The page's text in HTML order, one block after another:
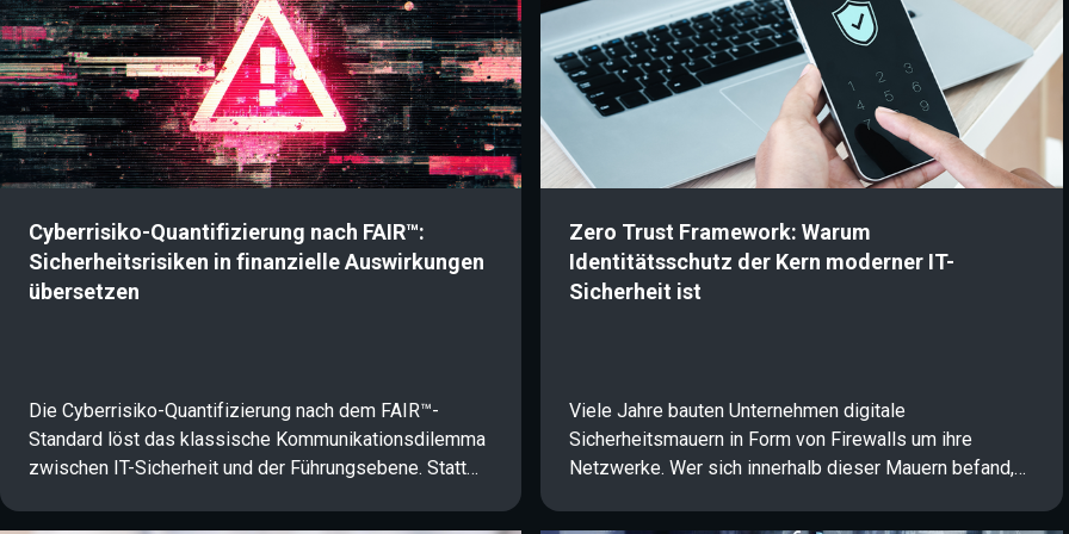
Cyberrisiko-Quantifizierung nach FAIR™:
Sicherheitsrisiken in finanzielle Auswirkungen
übersetzen
Die Cyberrisiko-Quantifizierung nach dem FAIR™-
Standard löst das klassische Kommunikationsdilemma
zwischen IT-Sicherheit und der Führungsebene. Statt
datenbasierte Framework komplexe
Zero Trust Framework: Warum
Identitätsschutz der Kern moderner IT-
Sicherheit ist
Viele Jahre bauten Unternehmen digitale
Sicherheitsmauern in Form von Firewalls um ihre
Netzwerke. Wer sich innerhalb dieser Mauern befand,
Arbeitsweise aus Cloud-Diensten, Homeoffice und